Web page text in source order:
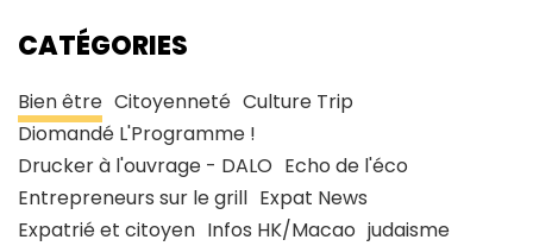
CATÉGORIES
Bien être Citoyenneté Culture Trip
Diomandé L'Programme !
Drucker à l'ouvrage - DALO Echo de l'éco
Entrepreneurs sur le grill Expat News
Expatrié et citoyen Infos HK/Macao judaisme